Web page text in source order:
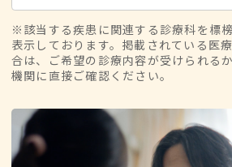
※該当する疾患に関連する診療科を標
表示しております。掲載されている医
合は、ご希望の診療内容が受けられる
機関に直接ご確認ください。